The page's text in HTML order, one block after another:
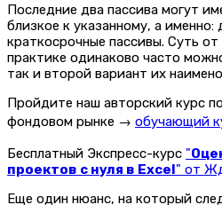
Последние два пассива могут
близкое к указанному, а именно:
краткосрочные пассивы. Суть
практике одинаково часто
так и второй вариант их
Пройдите наш авторский курс
фондовом рынке → обучающий
Бесплатный Экспресс-курс "
проектов с нуля в Excel" от
Еще один нюанс, на который